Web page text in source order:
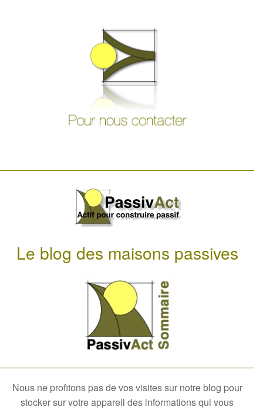
Le blog des maisons passives
Nous ne profitons pas de vos visites sur notre blog pour
stocker sur votre appareil des informations qui vous